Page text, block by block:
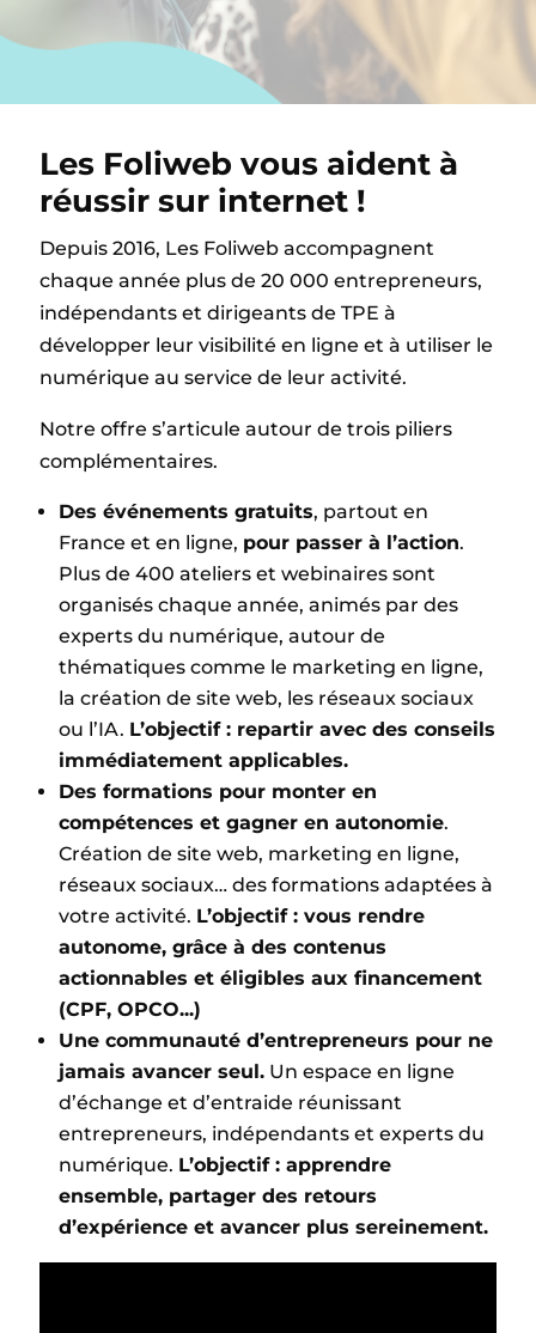
Les Foliweb vous aident à
réussir sur internet !
Depuis 2016, Les Foliweb accompagnent
chaque année plus de 20 000 entrepreneurs,
indépendants et dirigeants de TPE à
développer leur visibilité en ligne et à utiliser le
numérique au service de leur activité.
Notre offre s’articule autour de trois piliers
complémentaires.
Des événements gratuits, partout en
France et en ligne, pour passer à l’action.
Plus de 400 ateliers et webinaires sont
organisés chaque année, animés par des
experts du numérique, autour de
thématiques comme le marketing en ligne,
la création de site web, les réseaux sociaux
ou l’IA. L’objectif : repartir avec des conseils
immédiatement applicables.
Des formations pour monter en
compétences et gagner en autonomie.
Création de site web, marketing en ligne,
réseaux sociaux… des formations adaptées à
votre activité. L’objectif : vous rendre
autonome, grâce à des contenus
actionnables et éligibles aux financement
(CPF, OPCO...)
Une communauté d’entrepreneurs pour ne
jamais avancer seul. Un espace en ligne
d’échange et d’entraide réunissant
entrepreneurs, indépendants et experts du
numérique. L’objectif : apprendre
ensemble, partager des retours
d’expérience et avancer plus sereinement.